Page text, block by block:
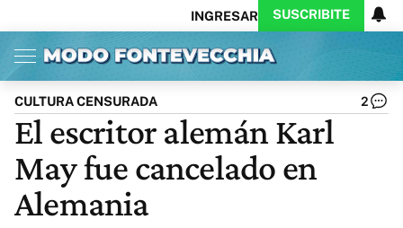
INGRESAR SUSCRIBITE
Inicio Ahora
Opinión
Política
Ciencia
Protagonistas
Cultura
Arte
Educación
Internacional
CARAS
Exitoina
Turismo
Videos
Córdoba
Actualidad
CULTURA CENSURADA 2
El escritor alemán Karl
May fue cancelado en
Alemania